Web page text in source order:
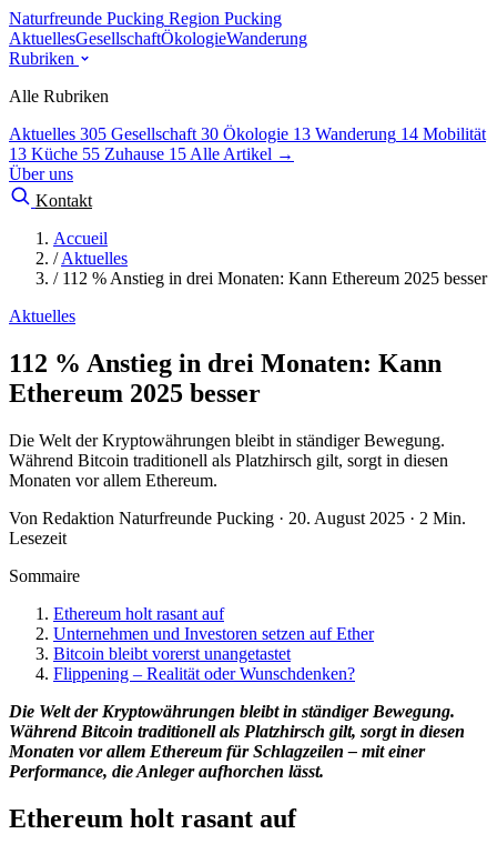
Naturfreunde Pucking Region Pucking
AktuellesGesellschaftÖkologieWanderung
Rubriken
Alle Rubriken
Aktuelles 305 Gesellschaft 30 Ökologie 13 Wanderung 14 Mobilität
13 Küche 55 Zuhause 15 Alle Artikel →
Über uns
Kontakt
Accueil
/ Aktuelles
/ 112 % Anstieg in drei Monaten: Kann Ethereum 2025 besser
Aktuelles
112 % Anstieg in drei Monaten: Kann
Ethereum 2025 besser
Die Welt der Kryptowährungen bleibt in ständiger Bewegung.
Während Bitcoin traditionell als Platzhirsch gilt, sorgt in diesen
Monaten vor allem Ethereum.
Von Redaktion Naturfreunde Pucking · 20. August 2025 · 2 Min.
Lesezeit
Sommaire
Ethereum holt rasant auf
Unternehmen und Investoren setzen auf Ether
Bitcoin bleibt vorerst unangetastet
Flippening – Realität oder Wunschdenken?
Die Welt der Kryptowährungen bleibt in ständiger Bewegung.
Während Bitcoin traditionell als Platzhirsch gilt, sorgt in diesen
Monaten vor allem Ethereum für Schlagzeilen – mit einer
Performance, die Anleger aufhorchen lässt.
Ethereum holt rasant auf